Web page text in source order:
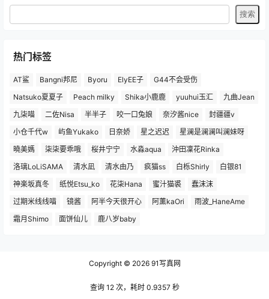
热门标签
AT鲨 Bangni邦尼 Byoru ElyEE子
G44不会受伤
Natsuko夏夏子
Peach milky Shika小鹿鹿 yuuhui玉汇
九曲Jean
九柒喵
二佐Nisa 半半子 咬一口兔娘 奈汐酱nice
封疆疆v
小仓千代w
屿鱼Yukako 日奈娇 星之迟迟
星澜是澜澜叫澜妹呀
曉美媽
柒柒要乖哦 桜井宁宁 水淼aqua
沖田凜花Rinka
洛璃LoLiSAMA
清水凪 清水由乃 疯猫ss 白栎Shirly
白银81
神楽坂真冬
纸悦Etsu_ko 花柒Hana 蜜汁猫裘
蠢沫沫
过期米线线喵
镜酱 阿半今天很开心 阿薰kaOri
雨波_HaneAme
霜月Shimo
面饼仙儿 鹿八岁baby
Copyright © 202691写真网
查询 12 次，耗时 0.9357 秒